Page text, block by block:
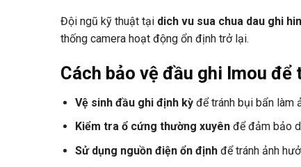
Đội ngũ kỹ thuật tại dich vu sua chua dau ghi
thống camera hoạt động ổn định trở lại.
Cách bảo vệ đầu ghi Imou
Vệ sinh đầu ghi định kỳđể tránh bụi bẩn làm
Kiểm tra ổ cứng thường xuyênđể đảm bảo
Sử dụng nguồn điện ổn địnhđể tránh ảnh